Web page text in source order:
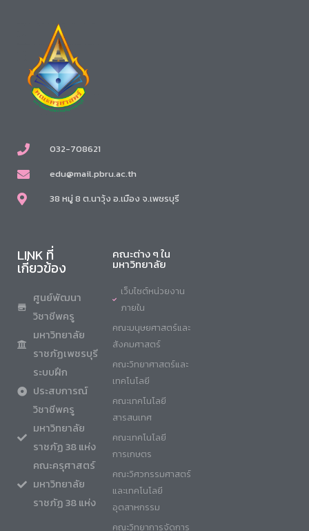
032-708621
edu@mail.pbru.ac.th
38 หมู่ 8 ต.นาวุ้ง อ.เมือง จ.เพชรบุรี
LINK ที่
เกี่ยวข้อง
ศูนย์พัฒนา
วิชาชีพครู
มหาวิทยาลัย
ราชภัฏเพชรบุรี
ระบบฝึก
ประสบการณ์
วิชาชีพครู
มหาวิทยาลัย
ราชภัฏ 38 แห่ง
คณะครุศาสตร์
มหาวิทยาลัย
ราชภัฏ 38 แห่ง
คณะต่าง ๆ ใน
มหาวิทยาลัย
เว็บไซต์หน่วยงาน
ภายใน
คณะมนุษยศาสตร์และ
สังคมศาสตร์
คณะวิทยาศาสตร์และ
เทคโนโลยี
คณะเทคโนโลยี
สารสนเทศ
คณะเทคโนโลยี
การเกษตร
คณะวิศวกรรมศาสตร์
และเทคโนโลยี
อุตสาหกรรม
คณะวิทยาการจัดการ